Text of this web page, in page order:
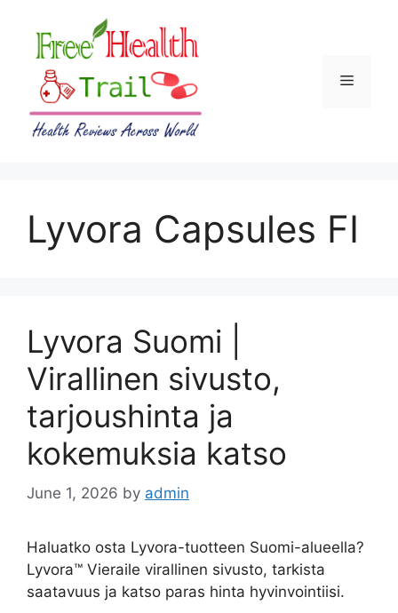
content
Menu
Lyvora Capsules FI
Lyvora Suomi |
Virallinen sivusto,
tarjoushinta ja
kokemuksia katso
June 1, 2026 by admin
Haluatko osta Lyvora-tuotteen Suomi-alueella?
Lyvora™ Vieraile virallinen sivusto, tarkista
saatavuus ja katso paras hinta hyvinvointiisi.